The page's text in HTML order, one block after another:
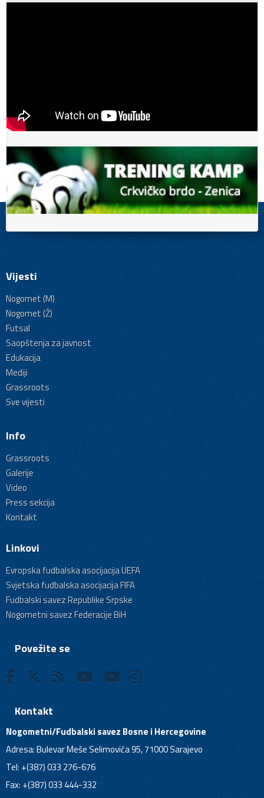
Vijesti
Nogomet (M)
Nogomet (Ž)
Futsal
Saopštenja za javnost
Edukacija
Mediji
Grassroots
Sve vijesti
Info
Grassroots
Galerije
Video
Press sekcija
Kontakt
Linkovi
Evropska fudbalska asocijacija UEFA
Svjetska fudbalska asocijacija FIFA
Fudbalski savez Republike Srpske
Nogometni savez Federacije BiH
Povežite se
Kontakt
Nogometni/Fudbalski savez Bosne i Hercegovine
Adresa: Bulevar Meše Selimovića 95, 71000 Sarajevo
Tel: +(387) 033 276-676
Fax: +(387) 033 444-332